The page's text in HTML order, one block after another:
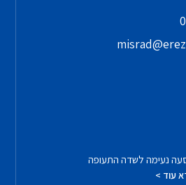
נעימה לשדה התעופה
עוד >